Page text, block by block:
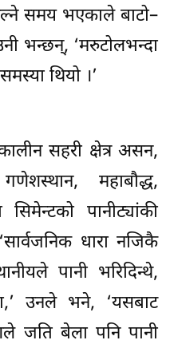
समय भएकाले बाटो–
भन्छन्, ‘मरुटोलभन्दा
थियो ।’
सहरी क्षेत्र असन,
महाबौद्ध,
सिमेन्टको पानीट्यांकी
धारा नजिकै
पानी भरिदिन्थे,
उनले भने, ‘यसबाट
जति बेला पनि पानी